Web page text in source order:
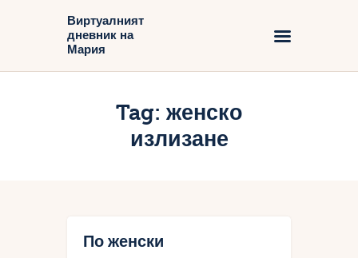
Виртуалният
дневник на
Мария
Tag: женско
излизане
Виртуалният дневник на Мария
По женски